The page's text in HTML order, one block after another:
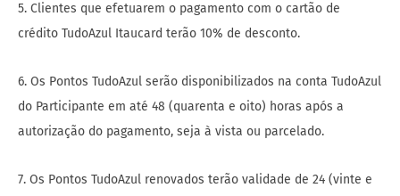
5. Clientes que efetuarem o pagamento com o cartão de
crédito TudoAzul Itaucard terão 10% de desconto.
6. Os Pontos TudoAzul serão disponibilizados na conta TudoAzul
do Participante em até 48 (quarenta e oito) horas após a
autorização do pagamento, seja à vista ou parcelado.
7. Os Pontos TudoAzul renovados terão validade de 24 (vinte e